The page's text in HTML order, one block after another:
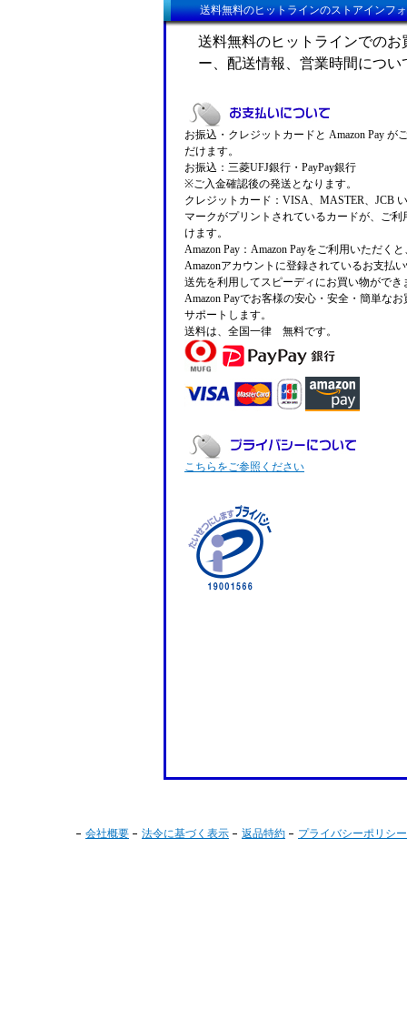
送料無料のヒットラインのストアインフ
送料無料のヒットラインでの
ー、配送情報、営業時間につ
お振込・クレジットカードと Amazon Pay が
だけます。
お振込：三菱UFJ銀行・PayPay銀行
※ご入金確認後の発送となります。
クレジットカード：VISA、MASTER、JCB
マークがプリントされているカードが、ご利
けます。
Amazon Pay：Amazon Payをご利用いただく
Amazonアカウントに登録されているお支払
送先を利用してスピーディにお買い物ができ
Amazon Payでお客様の安心・安全・簡単な
サポートします。
送料は、全国一律 無料です。
こちらをご参照ください
会社概要 法令に基づく表示 返品特約 プライバシーポリシー